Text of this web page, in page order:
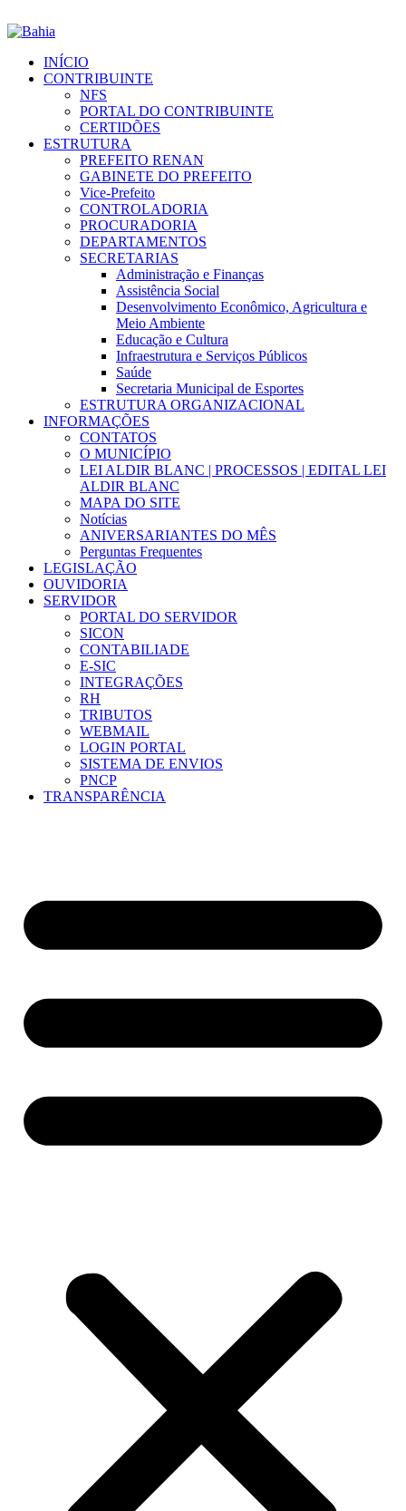
INÍCIO
CONTRIBUINTE
NFS
PORTAL DO CONTRIBUINTE
CERTIDÕES
ESTRUTURA
PREFEITO RENAN
GABINETE DO PREFEITO
Vice-Prefeito
CONTROLADORIA
PROCURADORIA
DEPARTAMENTOS
SECRETARIAS
Administração e Finanças
Assistência Social
Desenvolvimento Econômico, Agricultura e
Meio Ambiente
Educação e Cultura
Infraestrutura e Serviços Públicos
Saúde
Secretaria Municipal de Esportes
ESTRUTURA ORGANIZACIONAL
INFORMAÇÕES
CONTATOS
O MUNICÍPIO
LEI ALDIR BLANC | PROCESSOS | EDITAL LEI
ALDIR BLANC
MAPA DO SITE
Notícias
ANIVERSARIANTES DO MÊS
Perguntas Frequentes
LEGISLAÇÃO
OUVIDORIA
SERVIDOR
PORTAL DO SERVIDOR
SICON
CONTABILIADE
E-SIC
INTEGRAÇÕES
RH
TRIBUTOS
WEBMAIL
LOGIN PORTAL
SISTEMA DE ENVIOS
PNCP
TRANSPARÊNCIA